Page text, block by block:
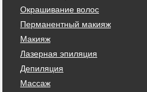
Окрашивание волос
Перманентный макияж
Макияж
Лазерная эпиляция
Депиляция
Массаж